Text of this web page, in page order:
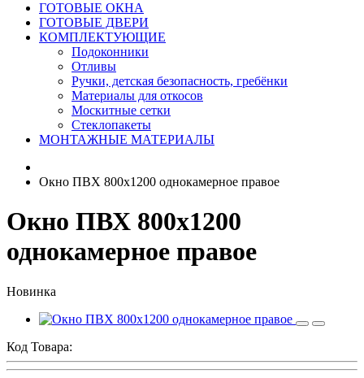
ГОТОВЫЕ ОКНА
ГОТОВЫЕ ДВЕРИ
КОМПЛЕКТУЮЩИЕ
Подоконники
Отливы
Ручки, детская безопасность, гребёнки
Материалы для откосов
Москитные сетки
Стеклопакеты
МОНТАЖНЫЕ МАТЕРИАЛЫ
Окно ПВХ 800х1200 однокамерное правое
Окно ПВХ 800х1200
однокамерное правое
Новинка
Код Товара: